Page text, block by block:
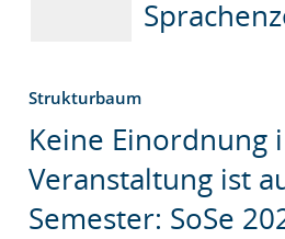
Strukturbaum
Keine Einordnung
Veranstaltung ist
Semester: SoSe